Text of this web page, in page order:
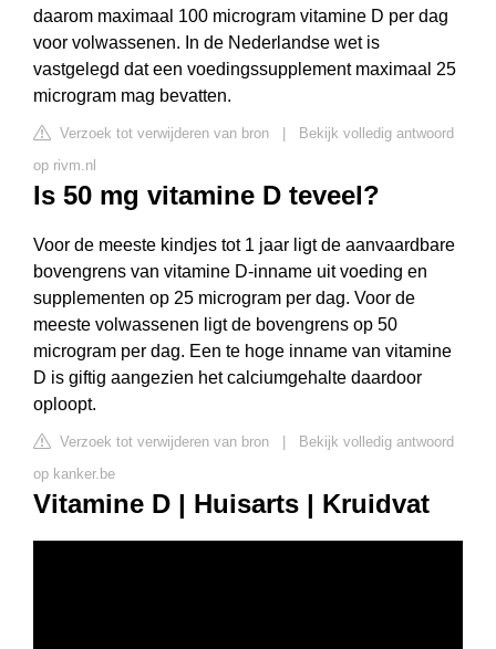
daarom maximaal 100 microgram vitamine D per dag
voor volwassenen. In de Nederlandse wet is
vastgelegd dat een voedingssupplement maximaal 25
microgram mag bevatten.
Verzoek tot verwijderen van bron
Bekijk volledig antwoord
op rivm.nl
Is 50 mg vitamine D teveel?
Voor de meeste kindjes tot 1 jaar ligt de aanvaardbare
bovengrens van vitamine D-inname uit voeding en
supplementen op 25 microgram per dag. Voor de
meeste volwassenen ligt de bovengrens op 50
microgram per dag. Een te hoge inname van vitamine
D is giftig aangezien het calciumgehalte daardoor
oploopt.
Verzoek tot verwijderen van bron
Bekijk volledig antwoord
op kanker.be
Vitamine D | Huisarts | Kruidvat